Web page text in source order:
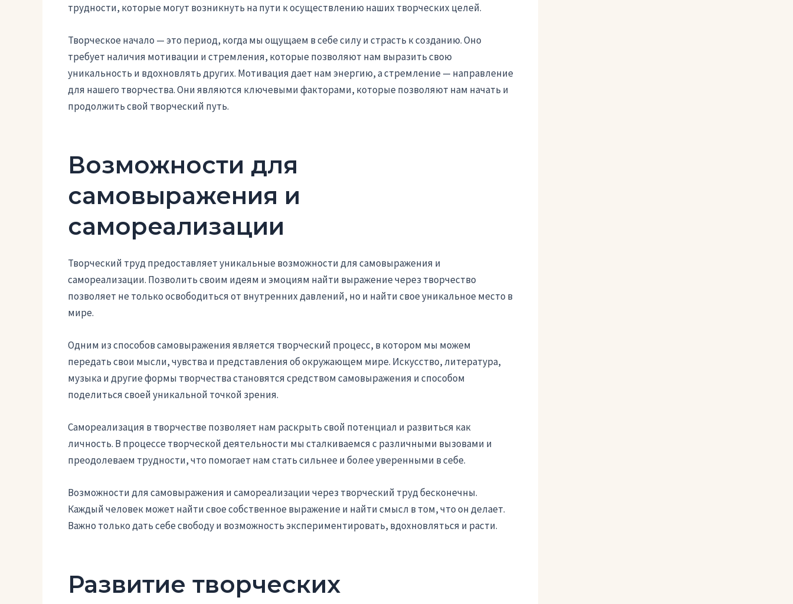
трудности, которые могут возникнуть на пути к осуществлению наших творческих целей.
Творческое начало — это период, когда мы ощущаем в себе силу и страсть к созданию. Оно
требует наличия мотивации и стремления, которые позволяют нам выразить свою
уникальность и вдохновлять других. Мотивация дает нам энергию, а стремление — направление
для нашего творчества. Они являются ключевыми факторами, которые позволяют нам начать и
продолжить свой творческий путь.
Возможности для
самовыражения и
самореализации
Творческий труд предоставляет уникальные возможности для самовыражения и
самореализации. Позволить своим идеям и эмоциям найти выражение через творчество
позволяет не только освободиться от внутренних давлений, но и найти свое уникальное место в
мире.
Одним из способов самовыражения является творческий процесс, в котором мы можем
передать свои мысли, чувства и представления об окружающем мире. Искусство, литература,
музыка и другие формы творчества становятся средством самовыражения и способом
поделиться своей уникальной точкой зрения.
Самореализация в творчестве позволяет нам раскрыть свой потенциал и развиться как
личность. В процессе творческой деятельности мы сталкиваемся с различными вызовами и
преодолеваем трудности, что помогает нам стать сильнее и более уверенными в себе.
Возможности для самовыражения и самореализации через творческий труд бесконечны.
Каждый человек может найти свое собственное выражение и найти смысл в том, что он делает.
Важно только дать себе свободу и возможность экспериментировать, вдохновляться и расти.
Развитие творческих